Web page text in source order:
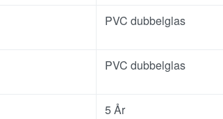
PVC dubbelglas
PVC dubbelglas
5 År